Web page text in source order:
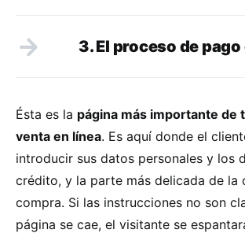
3. El proceso de
Ésta es la página más importante de
venta en línea. Es aquí donde el
introducir sus datos personales y los
crédito, y la parte más delicada de la
compra. Si las instrucciones no son
página se cae, el visitante se